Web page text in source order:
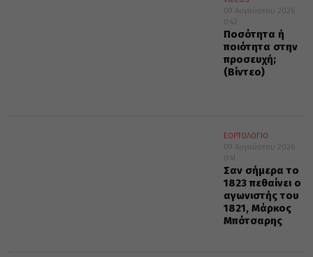
09 Αυγούστου 2026
0:42
Ποσότητα ή
ποιότητα στην
προσευχή;
(Βίντεο)
ΕΟΡΤΟΛΟΓΙΟ
09 Αυγούστου 2026
0:41
Σαν σήμερα το
1823 πεθαίνει ο
αγωνιστής του
1821, Μάρκος
Μπότσαρης